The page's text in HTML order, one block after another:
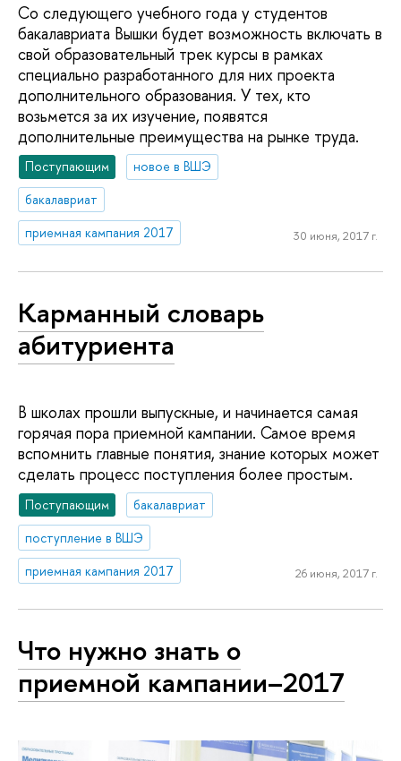
Со следующего учебного года у студентов
бакалавриата Вышки будет возможность включать в
свой образовательный трек курсы в рамках
специально разработанного для них проекта
дополнительного образования. У тех, кто
возьмется за их изучение, появятся
дополнительные преимущества на рынке труда.
Поступающим
новое в ВШЭ
бакалавриат
приемная кампания 2017
30 июня, 2017 г.
Карманный словарь
абитуриента
В школах прошли выпускные, и начинается самая
горячая пора приемной кампании. Самое время
вспомнить главные понятия, знание которых может
сделать процесс поступления более простым.
Поступающим
бакалавриат
поступление в ВШЭ
приемная кампания 2017
26 июня, 2017 г.
Что нужно знать о
приемной кампании–2017